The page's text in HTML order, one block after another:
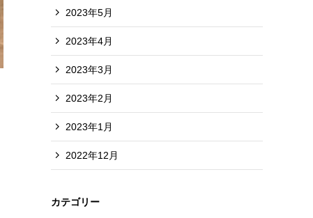
2023年5月
2023年4月
2023年3月
2023年2月
2023年1月
2022年12月
カテゴリー